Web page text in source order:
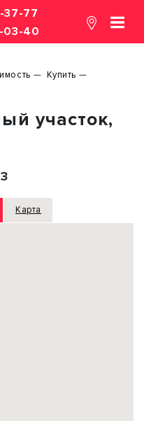
37-77
03-40
Купить
участок,
Карта